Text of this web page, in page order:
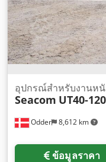
Odder 8,612 km
อุปกรณ์สำหรับงานห
Seacom UT40-
ข้อมูลราคา